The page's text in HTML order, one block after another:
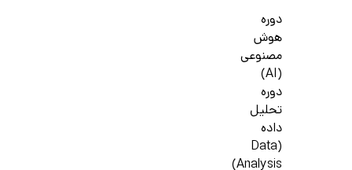
دوره
هوش
مصنوعی
(AI)
دوره
تحلیل
داده
(Data
Analysis)